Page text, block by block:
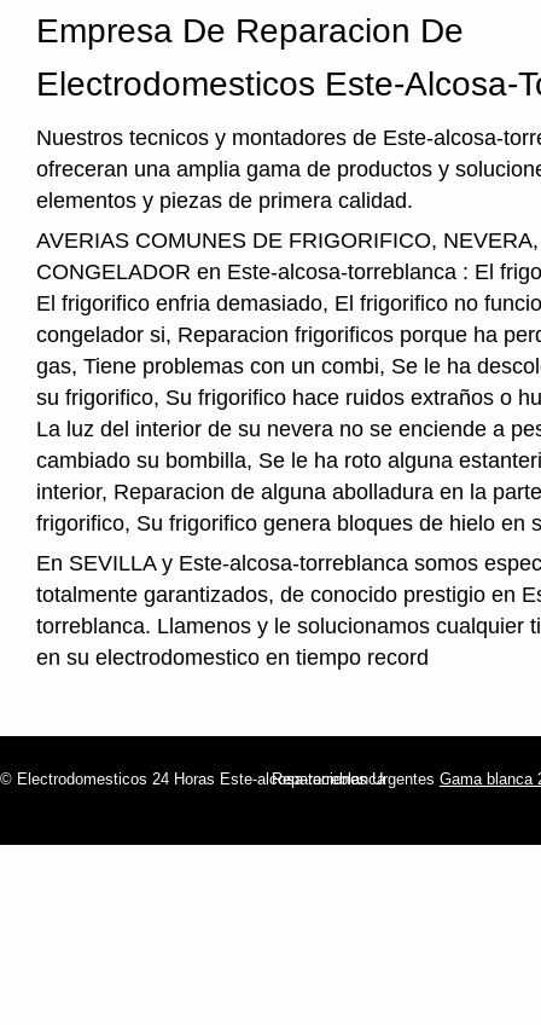
Empresa De Reparacion De
Electrodomesticos Este-Alcosa-
Nuestros tecnicos y montadores de Este-alcosa-
ofreceran una amplia gama de productos y
elementos y piezas de primera calidad.
AVERIAS COMUNES DE FRIGORIFICO,
CONGELADOR en Este-alcosa-torreblanca : El
El frigorifico enfria demasiado, El frigorifico no
congelador si, Reparacion frigorificos porque ha
gas, Tiene problemas con un combi, Se le ha
su frigorifico, Su frigorifico hace ruidos extraños o
La luz del interior de su nevera no se enciende a
cambiado su bombilla, Se le ha roto alguna
interior, Reparacion de alguna abolladura en la
frigorifico, Su frigorifico genera bloques de hielo en
En SEVILLA y Este-alcosa-torreblanca somos
totalmente garantizados, de conocido prestigio en
torreblanca. Llamenos y le solucionamos cualquier
en su electrodomestico en tiempo record
© Electrodomesticos 24 Horas Este-alcosa-torreblanca
Reparaciones Urgentes Gama blanca